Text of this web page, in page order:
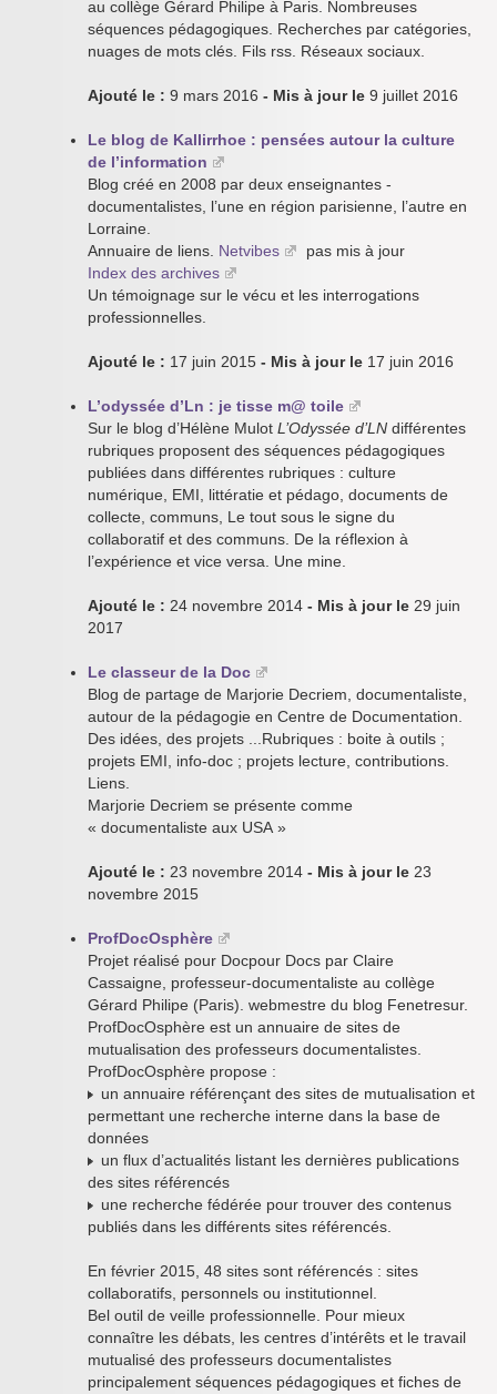
au collège Gérard Philipe à Paris. Nombreuses
séquences pédagogiques. Recherches par catégories,
nuages de mots clés. Fils rss. Réseaux sociaux.
Ajouté le : 9 mars 2016 - Mis à jour le 9 juillet 2016
Le blog de Kallirrhoe : pensées autour la culture
de l’information
Blog créé en 2008 par deux enseignantes -
documentalistes, l’une en région parisienne, l’autre en
Lorraine.
Annuaire de liens. Netvibes
pas mis à jour
Index des archives
Un témoignage sur le vécu et les interrogations
professionnelles.
Ajouté le : 17 juin 2015 - Mis à jour le 17 juin 2016
L’odyssée d’Ln : je tisse m@ toile
Sur le blog d’Hélène Mulot L’Odyssée d’LN différentes
rubriques proposent des séquences pédagogiques
publiées dans différentes rubriques : culture
numérique, EMI, littératie et pédago, documents de
collecte, communs, Le tout sous le signe du
collaboratif et des communs. De la réflexion à
l’expérience et vice versa. Une mine.
Ajouté le : 24 novembre 2014 - Mis à jour le 29 juin
2017
Le classeur de la Doc
Blog de partage de Marjorie Decriem, documentaliste,
autour de la pédagogie en Centre de Documentation.
Des idées, des projets ...Rubriques : boite à outils ;
projets EMI, info-doc ; projets lecture, contributions.
Liens.
Marjorie Decriem se présente comme
« documentaliste aux USA »
Ajouté le : 23 novembre 2014 - Mis à jour le 23
novembre 2015
ProfDocOsphère
Projet réalisé pour Docpour Docs par Claire
Cassaigne, professeur-documentaliste au collège
Gérard Philipe (Paris). webmestre du blog Fenetresur.
ProfDocOsphère est un annuaire de sites de
mutualisation des professeurs documentalistes.
ProfDocOsphère propose :
un annuaire référençant des sites de mutualisation et
permettant une recherche interne dans la base de
données
un flux d’actualités listant les dernières publications
des sites référencés
une recherche fédérée pour trouver des contenus
publiés dans les différents sites référencés.
En février 2015, 48 sites sont référencés : sites
collaboratifs, personnels ou institutionnel.
Bel outil de veille professionnelle. Pour mieux
connaître les débats, les centres d’intérêts et le travail
mutualisé des professeurs documentalistes
principalement séquences pédagogiques et fiches de